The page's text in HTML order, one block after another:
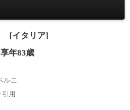
[イタリア]
享年83歳